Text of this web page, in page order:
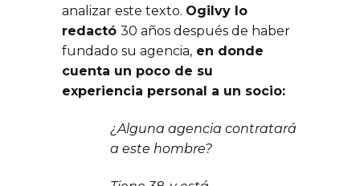
analizar este texto. Ogilvy lo
redactó30 años después de haber
fundado su agencia, en donde
cuenta un poco de su
experiencia personal a un socio:
¿Alguna agencia contratará
a este hombre?